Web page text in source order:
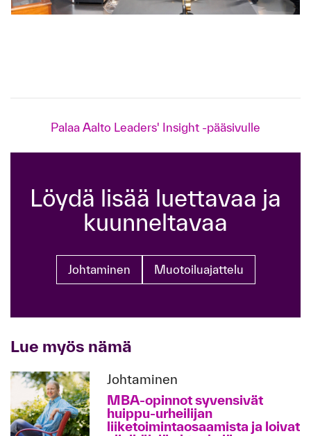
Palaa Aalto Leaders' Insight -pääsivulle
Löydä lisää luettavaa ja
kuunneltavaa
Johtaminen Muotoiluajattelu
Lue myös nämä
Johtaminen
MBA-opinnot syvensivät
huippu-urheilijan
liiketoimintaosaamista ja loivat